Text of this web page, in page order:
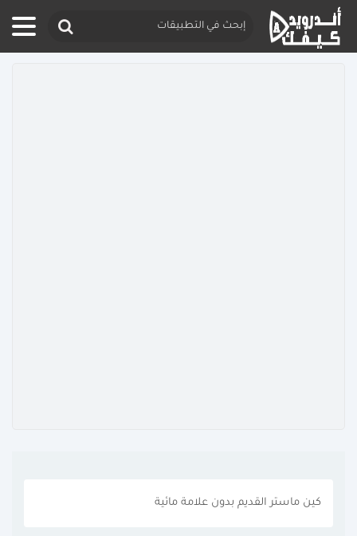
كين ماستر القديم بدون علامة مائية